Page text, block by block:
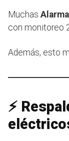
Muchas
con monitoreo
Además, esto
⚡